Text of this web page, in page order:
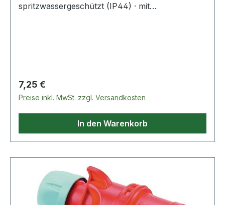
spritzwassergeschützt (IP44) · mit
Schutzklasse: IP44
Regulärer Preis:
7,25 €
Preise inkl. MwSt. zzgl. Versandkosten
In den Warenkorb